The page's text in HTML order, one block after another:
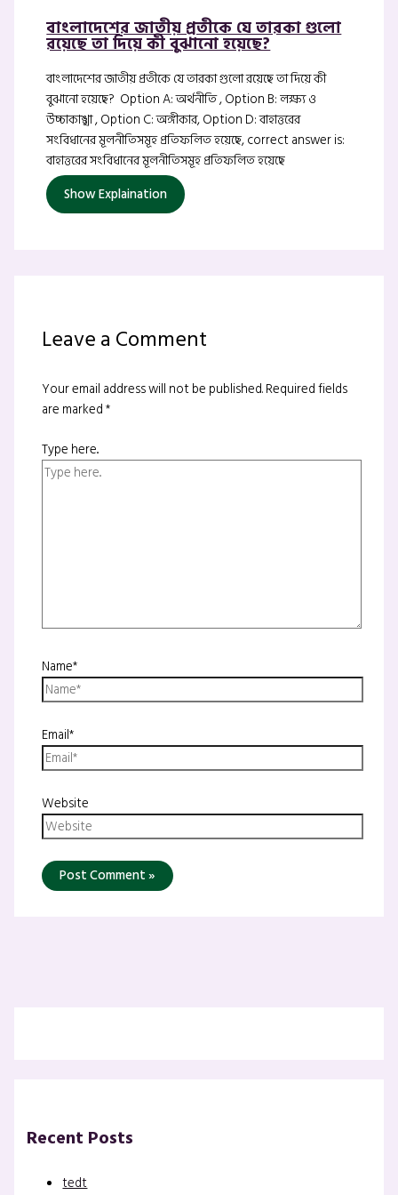
বাংলাদেশের জাতীয় প্রতীকে যে তারকা গুলো
রয়েছে তা দিয়ে কী বুঝানো হয়েছে?
বাংলাদেশের জাতীয় প্রতীকে যে তারকা গুলো রয়েছে তা দিয়ে কী
বুঝানো হয়েছে? Option A: অর্থনীতি , Option B: লক্ষ্য ও
উচ্চাকাঙ্খা , Option C: অঙ্গীকার, Option D: বাহাত্তরের
সংবিধানের মূলনীতিসমূহ প্রতিফলিত হয়েছে, correct answer is:
বাহাত্তরের সংবিধানের মূলনীতিসমূহ প্রতিফলিত হয়েছে
Show Explaination
Leave a Comment
Your email address will not be published.Required fields
are marked*
Type here..
Name*
Email*
Website
Recent Posts
tedt